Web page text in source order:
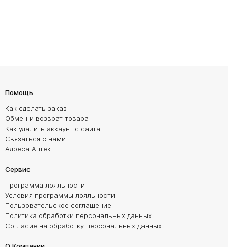
Помощь
Как сделать заказ
Обмен и возврат товара
Как удалить аккаунт с сайта
Связаться с нами
Адреса Аптек
Сервис
Программа лояльности
Условия программы лояльности
Пользовательское соглашение
Политика обработки персональных данных
Согласие на обработку персональных данных